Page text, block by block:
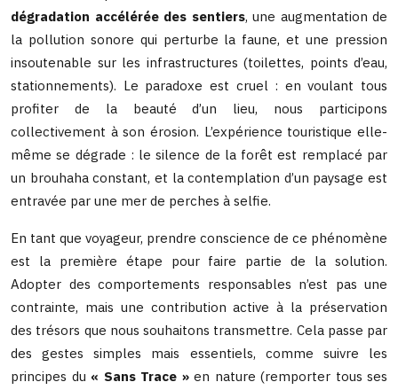
dégradation accélérée des sentiers, une augmentation de
la pollution sonore qui perturbe la faune, et une pression
insoutenable sur les infrastructures (toilettes, points d’eau,
stationnements). Le paradoxe est cruel : en voulant tous
profiter de la beauté d’un lieu, nous participons
collectivement à son érosion. L’expérience touristique elle-
même se dégrade : le silence de la forêt est remplacé par
un brouhaha constant, et la contemplation d’un paysage est
entravée par une mer de perches à selfie.
En tant que voyageur, prendre conscience de ce phénomène
est la première étape pour faire partie de la solution.
Adopter des comportements responsables n’est pas une
contrainte, mais une contribution active à la préservation
des trésors que nous souhaitons transmettre. Cela passe par
des gestes simples mais essentiels, comme suivre les
principes du « Sans Trace »en nature (remporter tous ses